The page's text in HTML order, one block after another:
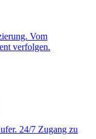
Vom
verfolgen.
24/7 Zugang zu